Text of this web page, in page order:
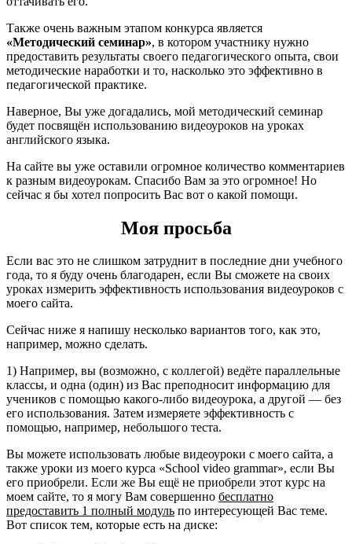
Также очень важным этапом конкурса является
«Методический семинар», в котором участнику нужно
предоставить результаты своего педагогического опыта, свои
методические наработки и то, насколько это эффективно в
педагогической практике.
Наверное, Вы уже догадались, мой методический семинар
будет посвящён использованию видеоуроков на уроках
английского языка.
На сайте вы уже оставили огромное количество комментариев
к разным видеоурокам. Спасибо Вам за это огромное! Но
сейчас я бы хотел попросить Вас вот о какой помощи.
Моя просьба
Если вас это не слишком затруднит в последние дни учебного
года, то я буду очень благодарен, если Вы сможете на своих
уроках измерить эффективность использования видеоуроков с
моего сайта.
Сейчас ниже я напишу несколько вариантов того, как это,
например, можно сделать.
1) Например, вы (возможно, с коллегой) ведёте параллельные
классы, и одна (один) из Вас преподносит информацию для
учеников с помощью какого-либо видеоурока, а другой — без
его использования. Затем измеряете эффективность с
помощью, например, небольшого теста.
Вы можете использовать любые видеоуроки с моего сайта, а
также уроки из моего курса «School video grammar», если Вы
его приобрели. Если же Вы ещё не приобрели этот курс на
моем сайте, то я могу Вам совершенно бесплатно
предоставить 1 полный модуль по интересующей Вас теме.
Вот список тем, которые есть на диске: